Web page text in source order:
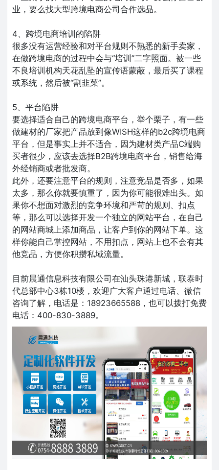
业，要么找大型跨境电商公司合作选品。
4、跨境电商培训的陷阱
很多没有运营经验和对平台规则不熟悉的新手卖家，
在做跨境电商的过程中会与“培训”二字照面。被一些
不良培训机构天花乱坠的宣传语蒙蔽，最后买了课程
或系统，然后被“割韭菜”。
5、平台陷阱
要选择适合自己的跨境电商平台，举个栗子，有一些
做建材的厂家把产品放到像WISH这样的b2c跨境电商
平台，但是事实上并不适合，因为建材类产品C端购
买者很少，应该去选择B2B跨境电商平台，销售给海
外经销商或者批发商。
此外，还要注意平台的规则，注意竞品是否多，如果
太多，那么你就要慎重了，因为你可能很难出头。如
果你不想面对激烈的竞争环境和严苛的规则、扣点
等，那么可以选择开发一个独立的网站平台，在自己
的网站商城上添加商品，让客户到你的网站下单。这
样你能自己掌控网站，不用扣点，网站上也不会有其
他竞品，方便你积攒私域流量。
目前晨通信息科技有限公司在汕头珠港新城，联泰时
代总部中心3栋10楼，欢迎广大客户通过电话、微信
咨询了解，电话是：18923665588，也可以拨打免费
电话：400-830-3889。